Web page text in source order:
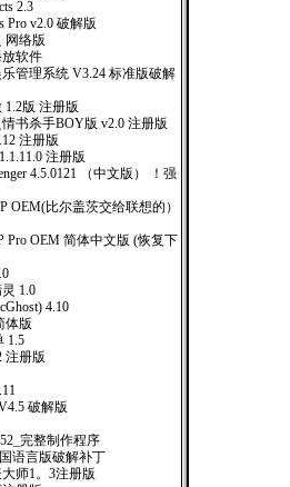
2.3
Pro v2.0 破解版
网络版
放软件
管理系统 V3.24 标准版破解
1.2版 注册版
书杀手BOY版 v2.0 注册版
注册版
注册版
4.5.0121 （中文版） ！强
OEM(比尔盖茨交给联想的）
Pro OEM 简体中文版 (恢复下
1.0
4.10
体版
1.5
注册版
破解版
完整制作程序
语言版破解补丁
师1。3注册版